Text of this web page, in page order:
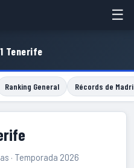
☰
Tenerife
Ranking General Récords de
· Temporada 2026